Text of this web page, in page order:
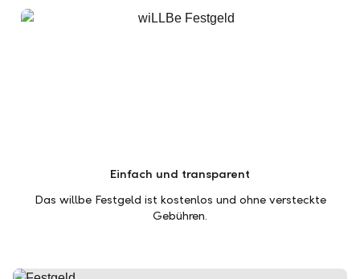
Einfach und transparent
Das willbe Festgeld ist kostenlos und ohne versteckte
Gebühren.